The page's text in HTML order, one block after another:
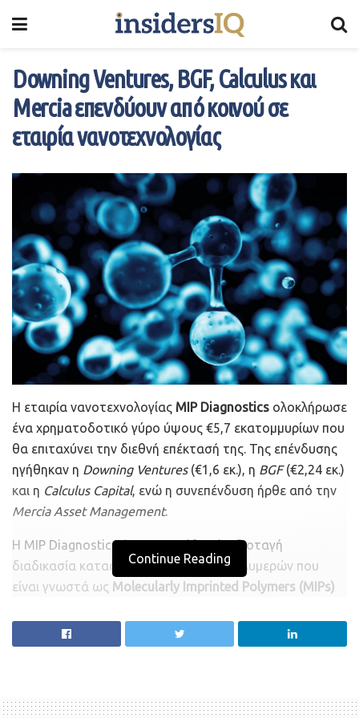
Downing Ventures, BGF, Calculus και
Mercia επενδύουν από κοινού σε
εταιρία νανοτεχνολογίας
Η εταιρία νανοτεχνολογίας MIP Diagnostics ολοκλήρωσε
ένα χρηματοδοτικό γύρο ύψους €5,7 εκατομμυρίων που
θα επιταχύνει την διεθνή επέκτασή της. Της επένδυσης
ηγήθηκαν η Downing Ventures(€1,6 εκ.), η BGF(€2,24 εκ.)
και η Calculus Capital, ενώ η συνεπένδυση ήρθε από την
Mercia Asset Management.
H MIP Diagnostics έχει αναπτύξει μία ιδιοταγή
διαδικασία κατασκευής συνθετικών πολυμερών που
είναι γνωστά ως Molecularly Imprinted Polymers (MIPs)
αντισωμάτων. Η παγκόσμια αγορά εναλλακτικών
αντισωμάτων αναπτύσσεται γοργά (η αξία της φτάνει
ζήτηση στην εφαρμογή καινοτόμων μεθόδων.
Continue Reading